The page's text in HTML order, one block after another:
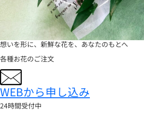
想いを形に、 新鮮な花を、 あなたのもとへ
各種お花のご注文
WEBから申し込み
24時間受付中